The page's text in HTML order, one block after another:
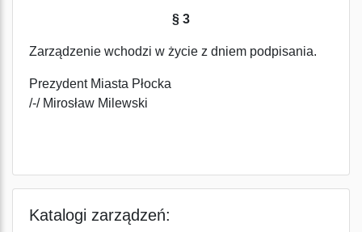
§ 3
Zarządzenie wchodzi w życie z dniem podpisania.
Prezydent Miasta Płocka
/-/ Mirosław Milewski
Katalogi zarządzeń: